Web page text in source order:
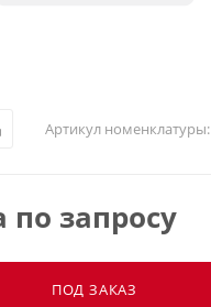
Артикул номенклатуры:
по запросу
ПОД ЗАКАЗ